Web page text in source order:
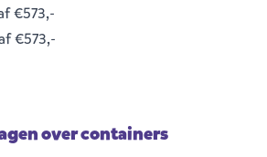
€573,-
€573,-
over containers